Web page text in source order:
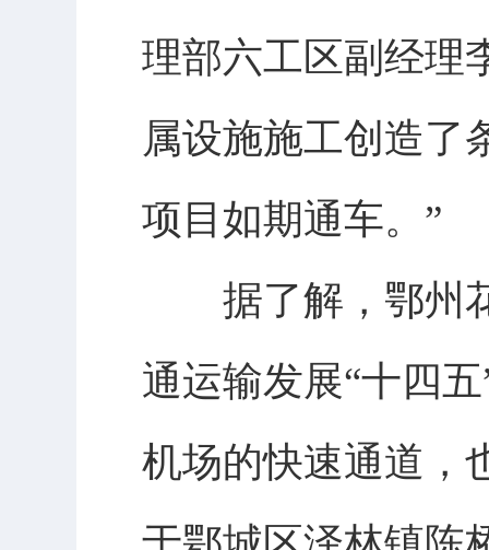
理部六工区副经理
属设施施工创造了
项目如期通车。”
据了解，鄂州花
通运输发展“十四
机场的快速通道，